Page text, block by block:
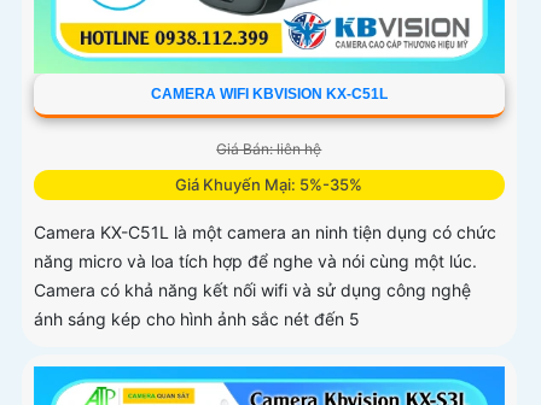
CAMERA WIFI KBVISION KX-C51L
Giá Bán: liên hệ
Giá Khuyến Mại: 5%-35%
Camera KX-C51L là một camera an ninh tiện dụng có chức
năng micro và loa tích hợp để nghe và nói cùng một lúc.
Camera có khả năng kết nối wifi và sử dụng công nghệ
ánh sáng kép cho hình ảnh sắc nét đến 5